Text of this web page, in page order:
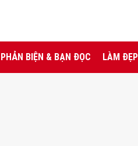
PHẢN BIỆN & BẠN ĐỌC LÀM